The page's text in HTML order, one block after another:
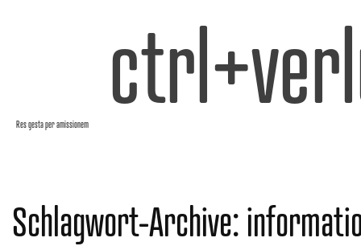
Res gesta per amissionem
Schlagwort-Archive: